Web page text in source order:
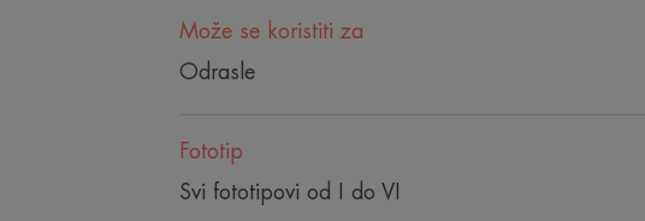
Može se koristiti za
Odrasle
Fototip
Svi fototipovi od I do VI